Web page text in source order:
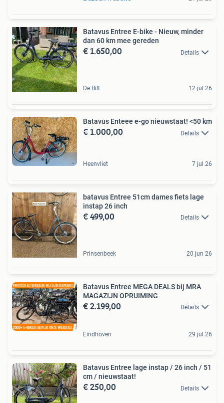
Batavus Entree E-bike - Nieuw, minder
dan 60 km mee gereden
€ 1.650,00 Details
De Bilt 12 jul 26
Batavus Enteee e-go nieuwstaat! <50 km
€ 1.000,00 Details
Heenvliet 7 jul 26
batavus Entree 51cm dames fiets lage
instap 26 inch
€ 499,00 Details
Prinsenbeek 20 jun 26
Batavus Entree MEGA DEALS bij MRA
MAGAZIJN OPRUIMING
€ 2.199,00 Details
Eindhoven 29 jul 26
Batavus Entree lage instap / 26 inch / 51
cm / nieuwstaat!
€ 250,00 Details